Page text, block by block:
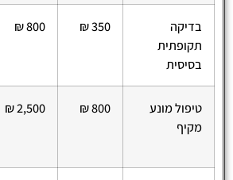
בדיקה
תקופתית
בסיסית
350 ₪
800 ₪
טיפול מונע
מקיף
800 ₪
2,500 ₪